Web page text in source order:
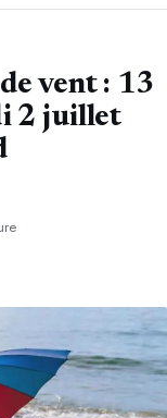
vent : 13
2 juillet